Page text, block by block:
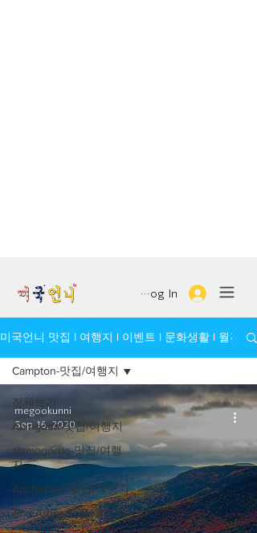
Log In
미국언니 맛집 l 여행지 l 이벤트 l 문화생활 l 월간 모
전체보기
Abingdon-맛집/여행지
alamogordo-맛집/여행
지
Anchorage-맛집/여행지
Ann Arbor-맛집/여행지
Campton-맛집/여행지
megookunni
Sep 16, 2020